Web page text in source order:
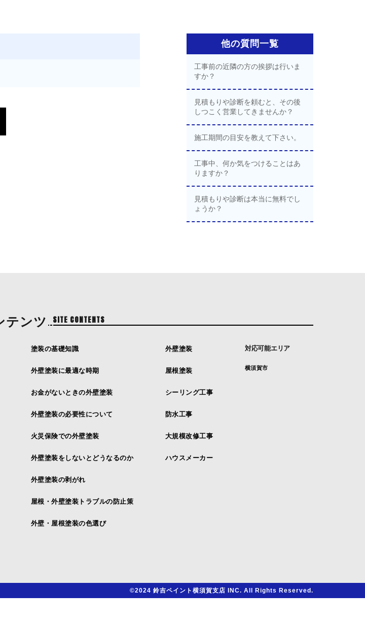
他の質問一覧
工事前の近隣の方の挨拶は行いま
すか？
見積もりや診断を頼むと、その後
しつこく営業してきませんか？
施工期間の目安を教えて下さい。
工事中、何か気をつけることはあ
りますか？
見積もりや診断は本当に無料でし
ょうか？
テンツ SITE CONTENTS
塗装の基礎知識
外壁塗装に最適な時期
お金がないときの外壁塗装
外壁塗装の必要性について
火災保険での外壁塗装
外壁塗装をしないとどうなるのか
外壁塗装の剥がれ
屋根・外壁塗装トラブルの防止策
外壁・屋根塗装の色選び
外壁塗装
屋根塗装
シーリング工事
防水工事
大規模改修工事
ハウスメーカー
対応可能エリア
横須賀市
©2024 鈴吉ペイント横須賀支店 INC. All Rights Reserved.